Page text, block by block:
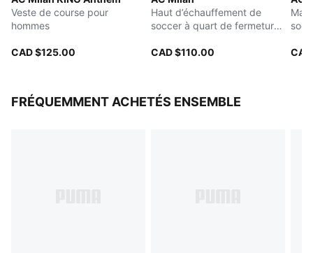
Détails de marque AC Milan et PUMA
Veste de course pour
hommes
CAD $125.00
Haut d’échauffement de
soccer à quart de fermeture
CAD $110.00
FRÉQUEMMENT ACHETÉS ENSEMBLE